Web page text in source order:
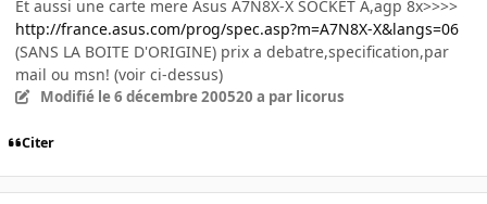
Et aussi une carte mere Asus A7N8X-X SOCKET A,agp 8x>>>>
http://france.asus.com/prog/spec.asp?m=A7N8X-X&langs=06
(SANS LA BOITE D'ORIGINE) prix a debatre,specification,par
mail ou msn! (voir ci-dessus)
Modifié le 6 décembre 200520 a par licorus
Citer